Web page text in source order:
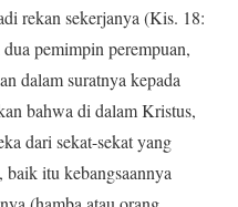
rekan sekerjanya (Kis. 18:
pemimpin perempuan,
dalam suratnya kepada
bahwa di dalam Kristus,
dari sekat-sekat yang
baik itu kebangsaannya